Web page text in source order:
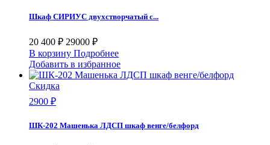
Шкаф СИРИУС двухстворчатый с...
20 400 ₽ 29000 ₽
В корзину Подробнее
Добавить в избранное
Скидка
2900 ₽
ШК-202 Машенька ЛДСП шкаф венге/белфорд